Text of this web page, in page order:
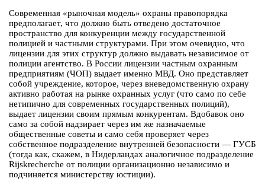
Современная «рыночная модель» охраны правопорядка
предполагает, что должно быть отведено достаточное
пространство для конкуренции между государственной
полицией и частными структурами. При этом очевидно, что
лицензии для этих структур должно выдавать независимое от
полиции агентство. В России лицензии частным охранным
предприятиям (ЧОП) выдает именно МВД. Оно представляет
собой учреждение, которое, через вневедомственную охрану
активно работая на рынке охранных услуг (что само по себе
нетипично для современных государственных полиций),
выдает лицензии своим прямым конкурентам. Вдобавок оно
само за собой надзирает через им же назначаемые
общественные советы и само себя проверяет через
собственное подразделение внутренней безопасности — ГУСБ
(тогда как, скажем, в Нидерландах аналогичное подразделение
Rijskrecherche от полиции организационно независимо и
подчиняется министерству юстиции).